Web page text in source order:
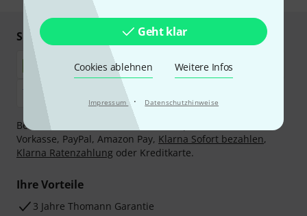
Geht klar
Cookies ablehnen Weitere Infos
Impressum · Datenschutzhinweise
Sicher einkaufen & bezahlen
Bezahlen Sie vertraulich und sicher per Nachnahme,
Vorkasse, PayPal, Amazon Pay, Klarna Sofort bezahlen,
Klarna Ratenzahlung oder Kreditkarte.
Ihre Vorteile
3 Jahre Thomann Garantie